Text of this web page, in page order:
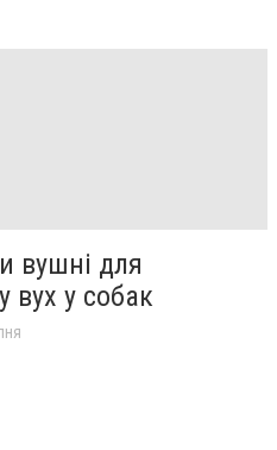
вушні для
вух у собак